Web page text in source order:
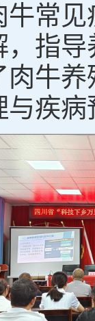
常
指
牛
疾